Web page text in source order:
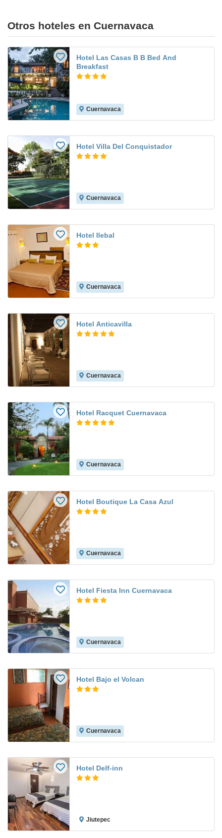
Otros hoteles en Cuernavaca
Hotel Las Casas B B Bed And
Breakfast
Cuernavaca
Hotel Villa Del Conquistador
Cuernavaca
Hotel Ilebal
Cuernavaca
Hotel Anticavilla
Cuernavaca
Hotel Racquet Cuernavaca
Cuernavaca
Hotel Boutique La Casa Azul
Cuernavaca
Hotel Fiesta Inn Cuernavaca
Cuernavaca
Hotel Bajo el Volcan
Cuernavaca
Hotel Delf-inn
Jiutepec